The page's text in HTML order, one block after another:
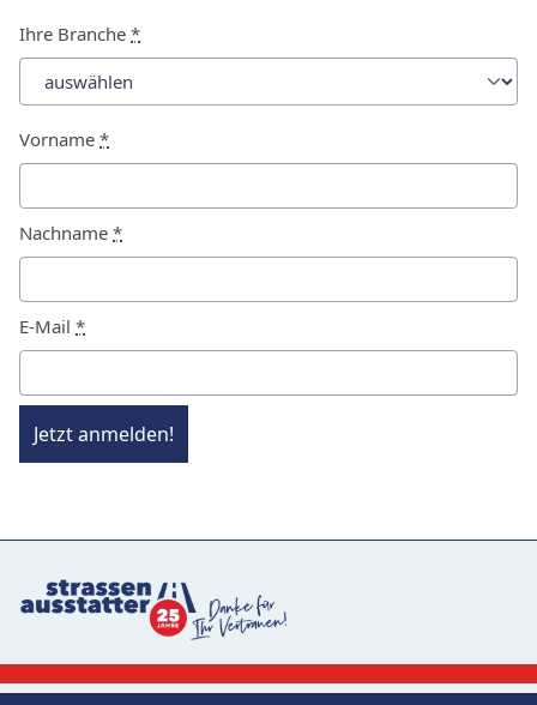
Ihre Branche *
Vorname *
Nachname *
E-Mail *
Jetzt anmelden!